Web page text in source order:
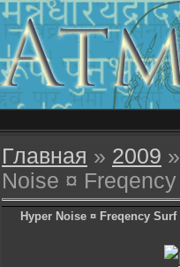
Главная » 2009 »
Noise ¤
Hyper Noise ¤ Freqency Surf